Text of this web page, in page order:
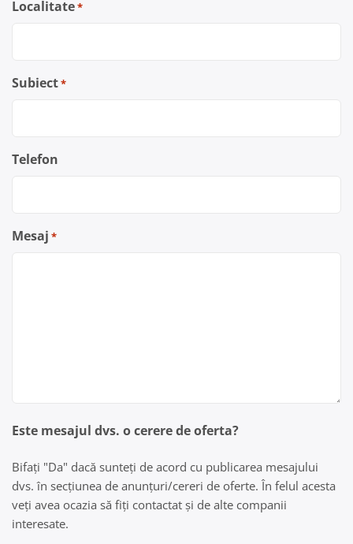
Localitate*
Subiect*
Telefon
Mesaj *
Este mesajul dvs. o cerere de oferta?
Bifați "Da" dacă sunteți de acord cu publicarea mesajului
dvs. în secțiunea de anunțuri/cereri de oferte. În felul acesta
veți avea ocazia să fiți contactat și de alte companii
interesate.